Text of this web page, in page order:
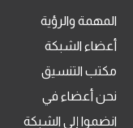
المهمة والرؤية
أعضاء الشبكة
مكتب التنسيق
نحن أعضاء في
انضموا إلى الشبكة